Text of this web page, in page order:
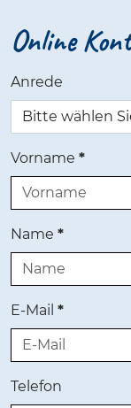
Online
Anrede
Vorname *
Name *
E-Mail *
Telefon